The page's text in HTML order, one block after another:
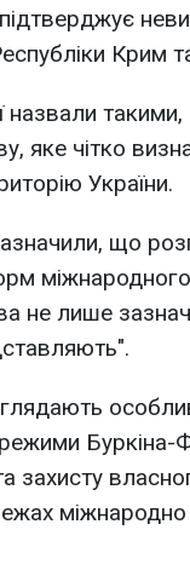
Крим
назвали
яке чітко
України.
що
не лише
Буркіна-
захисту